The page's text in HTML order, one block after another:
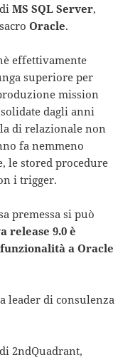
diMS SQL Server,
Oracle.
effettivamente
superiore per
mission
dagli anni
di relazionale non
fa nemmeno
le stored procedure
i trigger.
premessa si può
release 9.0 è
a Oracle
leader di consulenza
2ndQuadrant,